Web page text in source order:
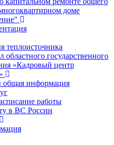
доме
теплоисточника
государственного
«Кадровый центр
общая информация
работы
в ВС России